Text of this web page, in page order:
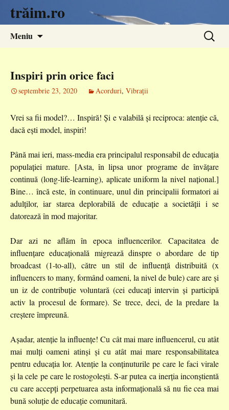
trăim.ro
Meniu
Caută
după:
Inspiri prin orice faci
septembrie 23, 2020 Acorduri, Vibrații
Vrei sa fii model?… Inspiră! Și e valabilă și reciproca: atenție că,
dacă ești model, inspiri!
Până mai ieri, mass-media era principalul responsabil de educația
populației mature. [Asta, în lipsa unor programe de învățare
continuă (long-life-learning), aplicate uniform la nivel național.]
Bine… încă este, în continuare, unul din principalii formatori ai
adulților, iar starea deplorabilă de educație a societății i se
datorează în mod majoritar.
Dar azi ne aflăm în epoca influencerilor. Capacitatea de
influențare educațională migrează dinspre o abordare de tip
broadcast (1-to-all), către un stil de influență distribuită (x
influencers to many, formând oameni, la nivel de bule) care are și
un iz de contribuție voluntară (cei educați intervin și participă
activ la procesul de formare). Se trece, deci, de la predare la
creștere împreună.
Așadar, atenție la influențe! Cu cât mai mare influencerul, cu atât
mai mulți oameni atinși și cu atât mai mare responsabilitatea
pentru educația lor. Atenție la conținuturile pe care le faci virale
și la cele pe care le rostogolești. S-ar putea ca inerția inconștientă
cu care accepți perpetuarea asta informațională să nu fie cea mai
bună soluție de educație comunitară.